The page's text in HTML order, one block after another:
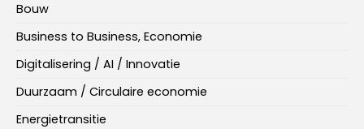
Bouw
Business to Business, Economie
Digitalisering / AI / Innovatie
Duurzaam / Circulaire economie
Energietransitie